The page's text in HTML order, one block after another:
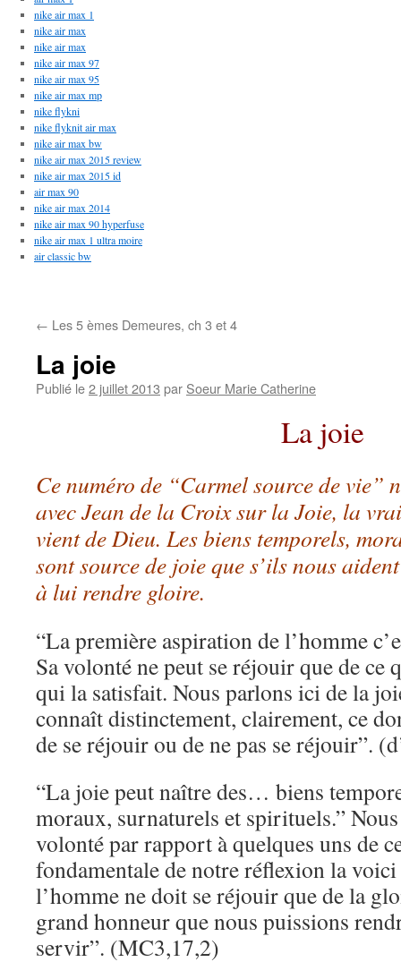
nike air max 1
nike air max
nike air max
nike air max 97
nike air max 95
nike air max mp
nike flykni
nike flyknit air max
nike air max bw
nike air max 2015 review
nike air max 2015 id
air max 90
nike air max 2014
nike air max 90 hyperfuse
nike air max 1 ultra moire
air classic bw
← Les 5 èmes Demeures, ch 3 et 4
La joie
Publié le2 juillet 2013 par Soeur Marie Catherine
La joie
Ce numéro de “Carmel source de vie”
avec Jean de la Croix sur la Joie, la
vient de Dieu. Les biens temporels,
sont source de joie que s’ils nous
à lui rendre gloire.
“La première aspiration de l’homme
Sa volonté ne peut se réjouir que de ce
qui la satisfait. Nous parlons ici de la
connaît distinctement, clairement, ce
de se réjouir ou de ne pas se réjouir”.
“La joie peut naître des… biens
moraux, surnaturels et spirituels.”
volonté par rapport à quelques uns de
fondamentale de notre réflexion la
l’homme ne doit se réjouir que de la
grand honneur que nous puissions
servir”. (MC3,17,2)